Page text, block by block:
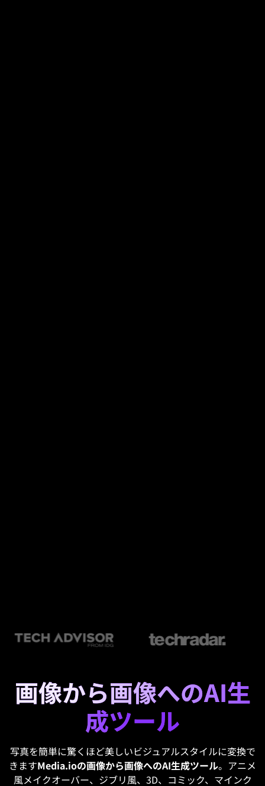
画像から画像へのAI生
成ツール
写真を簡単に驚くほど美しいビジュアルスタイルに変換で
きますMedia.ioの画像から画像へのAI生成ツール。アニメ
風メイクオーバー、ジブリ風、3D、コミック、マインク